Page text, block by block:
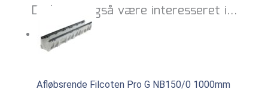
Du kunne også være interesseret i…
Afløbsrende Filcoten Pro G NB150/0 1000mm